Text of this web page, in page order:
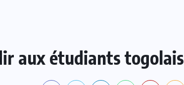
aux étudiants togolais